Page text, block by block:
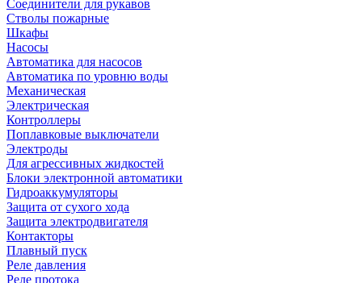
Соединители для рукавов
Стволы пожарные
Шкафы
Насосы
Автоматика для насосов
Автоматика по уровню воды
Механическая
Электрическая
Контроллеры
Поплавковые выключатели
Электроды
Для агрессивных жидкостей
Блоки электронной автоматики
Гидроаккумуляторы
Защита от сухого хода
Защита электродвигателя
Контакторы
Плавный пуск
Реле давления
Реле протока